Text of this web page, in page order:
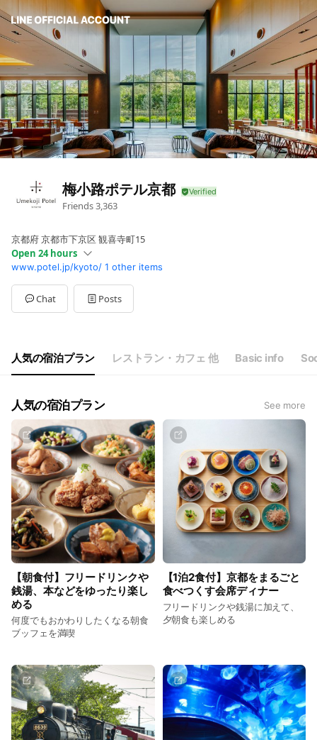
梅小路ポテル京都
Friends3,363
京都府 京都市下京区 観喜寺町15
Open 24 hours
SunOpen 24 hours
MonOpen 24 hours
TueOpen 24 hours
WedOpen 24 hours
SatOpen 24 hours
www.potel.jp/kyoto/ 1 other items
Chat Posts
人気の宿泊プラン レストラン・カフェ 他 Basic info
人気の宿泊プラン See more
【朝食付】フリードリンクや
銭湯、本などをゆったり楽し
める
何度でもおかわりしたくなる朝食
ブッフェを満喫
【1泊2食付】京都をまるごと
食べつくす会席ディナー
フリードリンクや銭湯に加えて、
夕朝食も楽しめる